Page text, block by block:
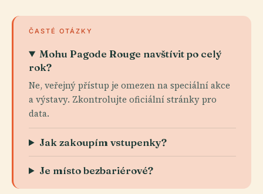
ČASTÉ OTÁZKY
Mohu Pagode Rouge navštívit po celý
rok?
Ne, veřejný přístup je omezen na speciální akce
a výstavy. Zkontrolujte oficiální stránky pro
data.
Jak zakoupím vstupenky?
Je místo bezbariérové?